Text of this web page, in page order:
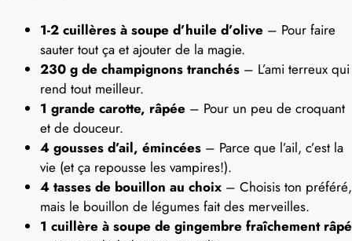
1-2 cuillères à soupe d’huile d’olive – Pour faire
sauter tout ça et ajouter de la magie.
230 g de champignons tranchés – L’ami terreux qui
rend tout meilleur.
1 grande carotte, râpée – Pour un peu de croquant
et de douceur.
4 gousses d’ail, émincées – Parce que l’ail, c’est la
vie (et ça repousse les vampires!).
4 tasses de bouillon au choix – Choisis ton préféré,
mais le bouillon de légumes fait des merveilles.
1 cuillère à soupe de gingembre fraîchement râpé